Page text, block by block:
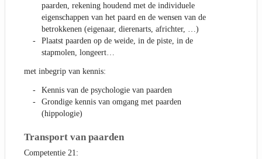
paarden, rekening houdend met de individuele
eigenschappen van het paard en de wensen van de
betrokkenen (eigenaar, dierenarts, africhter, …)
Plaatst paarden op de weide, in de piste, in de
stapmolen, longeert…
met inbegrip van kennis:
Kennis van de psychologie van paarden
Grondige kennis van omgang met paarden
(hippologie)
Transport van paarden
Competentie 21: